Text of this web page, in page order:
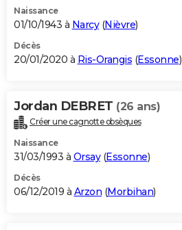
Naissance
01/10/1943 à Narcy(Nièvre)
Décès
20/01/2020 à Ris-Orangis (Essonne)
Jordan DEBRET (26 ans)
Créer une cagnotte obsèques
Naissance
31/03/1993 à Orsay(Essonne)
Décès
06/12/2019 à Arzon (Morbihan)